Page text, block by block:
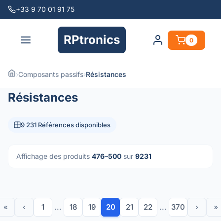
+33 9 70 01 91 75
RPtronics 0
›Composants passifs›Résistances
Résistances
9 231 Références disponibles
Affichage des produits 476–500 sur 9231
« ‹ 1 ... 18 19 20 21 22 ... 370 › »